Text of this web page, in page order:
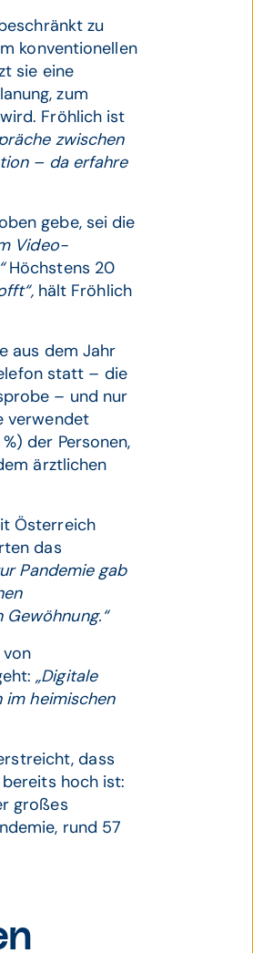
zu
konventionellen
sie eine
zum
Fröhlich ist
zwischen
– da erfahre
gebe, sei die
Video-
Höchstens 20
hält Fröhlich
aus dem Jahr
statt – die
– und nur
verwendet
der Personen,
ärztlichen
Österreich
das
Pandemie gab
„Digitale
im heimischen
dass
hoch ist:
großes
rund 57